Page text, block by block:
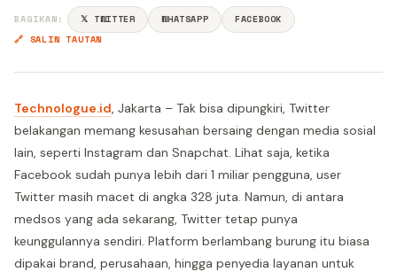
BAGIKAN: 𝕏 TWITTER WHATSAPP
FACEBOOK
🔗 SALIN TAUTAN
Technologue.id, Jakarta – Tak bisa dipungkiri, Twitter
belakangan memang kesusahan bersaing dengan media sosial
lain, seperti Instagram dan Snapchat. Lihat saja, ketika
Facebook sudah punya lebih dari 1 miliar pengguna, user
Twitter masih macet di angka 328 juta. Namun, di antara
medsos yang ada sekarang, Twitter tetap punya
keunggulannya sendiri. Platform berlambang burung itu biasa
dipakai brand, perusahaan, hingga penyedia layanan untuk